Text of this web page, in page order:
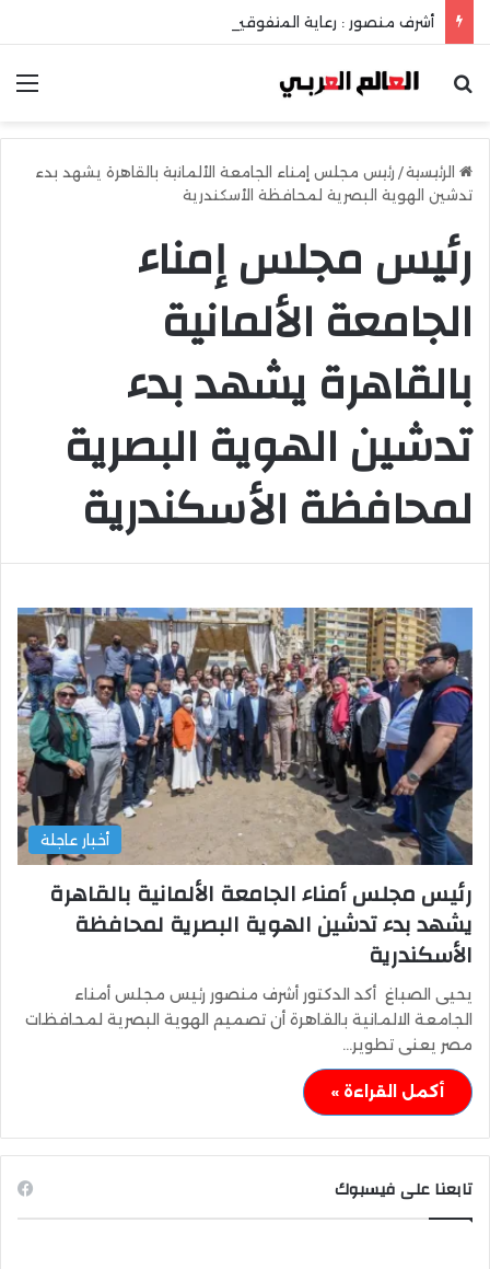
بحث عن
الرئيسية/ رئيس مجلس إمناء الجامعة الألمانية بالقاهرة يشهد بدء
تدشين الهوية البصرية لمحافظة الأسكندرية
رئيس مجلس إمناء
الجامعة الألمانية
بالقاهرة يشهد بدء
تدشين الهوية البصرية
لمحافظة الأسكندرية
أخبار عاجلة
رئيس مجلس أمناء الجامعة الألمانية بالقاهرة
يشهد بدء تدشين الهوية البصرية لمحافظة
الأسكندرية
يحيى الصباغ أكد الدكتور أشرف منصور رئيس مجلس أمناء
الجامعة الالمانية بالقاهرة أن تصميم الهوية البصرية لمحافظات
مصر يعنى تطوير…
أكمل القراءة »
تابعنا على فيسبوك